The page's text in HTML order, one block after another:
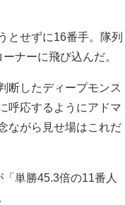
とせずに16番手。隊列
ナーに飛び込んだ。
断したディープモンス
呼応するようにアドマ
ながら見せ場はこれだ
単勝45.3倍の11番人